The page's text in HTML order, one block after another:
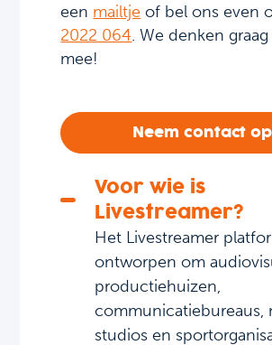
een mailtje of bel ons even
2022 064. We denken
mee!
Neem contact op
Voor wie is
Livestreamer?
Het Livestreamer
ontworpen om
productiehuizen,
communicatiebureaus,
studios en